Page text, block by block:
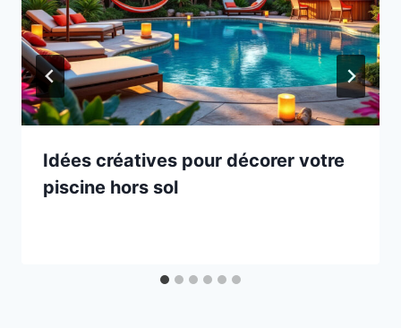
Idées créatives pour décorer votre
piscine hors sol